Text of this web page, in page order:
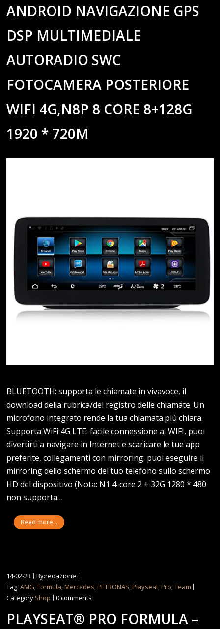
ANDROID NAVIGAZIONE GPS
DSP MULTIMEDIALE
AUTORADIO SWC
FOTOCAMERA POSTERIORE
WIFI 4G,N8P 8 CORE 8+128G
1920 * 720M
BLUETOOTH: supporta le chiamate in vivavoce, il
download della rubrica/del registro delle chiamate. Un
microfono integrato rende la tua chiamata più chiara.
Supporta WiFi 4G LTE: facile connessione al WIFI, puoi
divertirti a navigare in Internet e scaricare le tue app
preferite, collegamenti con mirroring: puoi eseguire il
mirroring dello schermo del tuo telefono sullo schermo
HD del dispositivo (Nota: N1 4-core 2 + 32G 1280 * 480
non supporta…
Read more...
14-02-23
By:redazione
Tag:AMG,Formula,Mercedes,PETRONAS,Playseat,Pro,Team
Category:Shop 0 comments
PLAYSEAT® PRO FORMULA –